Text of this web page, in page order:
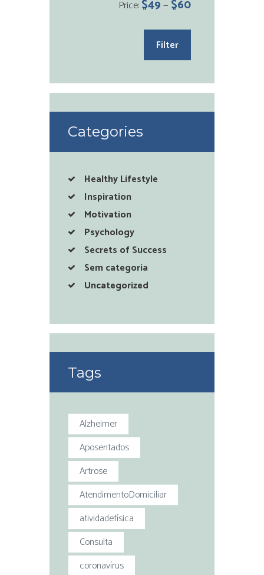
Filter
Price:$49— $60
Categories
Healthy Lifestyle
Inspiration
Motivation
Psychology
Secrets of Success
Sem categoria
Uncategorized
Tags
Alzheimer
Aposentados
Artrose
AtendimentoDomiciliar
atividadefísica
Consulta
coronavírus